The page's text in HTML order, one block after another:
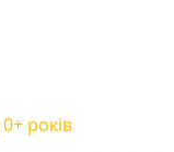
0+ років